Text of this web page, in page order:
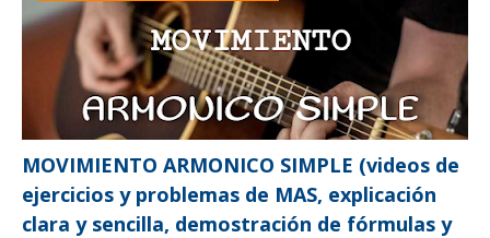
MOVIMIENTO ARMONICO SIMPLE (videos de
ejercicios y problemas de MAS, explicación
clara y sencilla, demostración de fórmulas y